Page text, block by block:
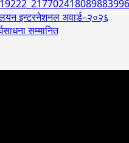
इन्टरनेशनल अवार्ड–२०२६
सम्मानित